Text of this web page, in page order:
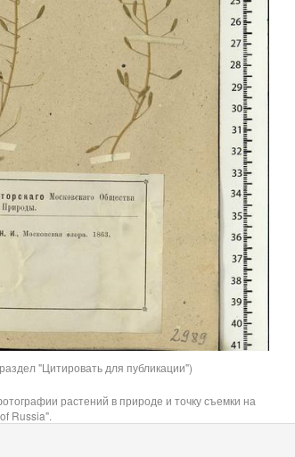
"Цитировать для публикации")
растений в природе и точку съемки на
Russia".